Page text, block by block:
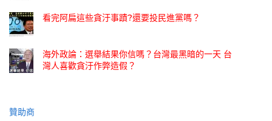
看完阿扁這些貪汙事蹟?還要投民進黨嗎？
海外政論：選舉結果你信嗎？台灣最黑暗的一天 台
灣人喜歡貪汙作弊造假？
贊助商